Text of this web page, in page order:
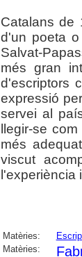
Catalans de
d'un poeta
Salvat-
més gran
d'escriptors
expressió
servei al
llegir-se
més
viscut
l'experiència
Matèries:
Matèries: